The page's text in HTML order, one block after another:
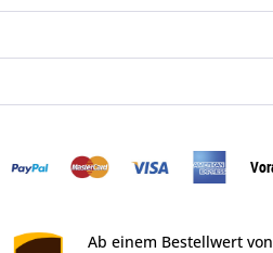
Ab einem Bestellwert